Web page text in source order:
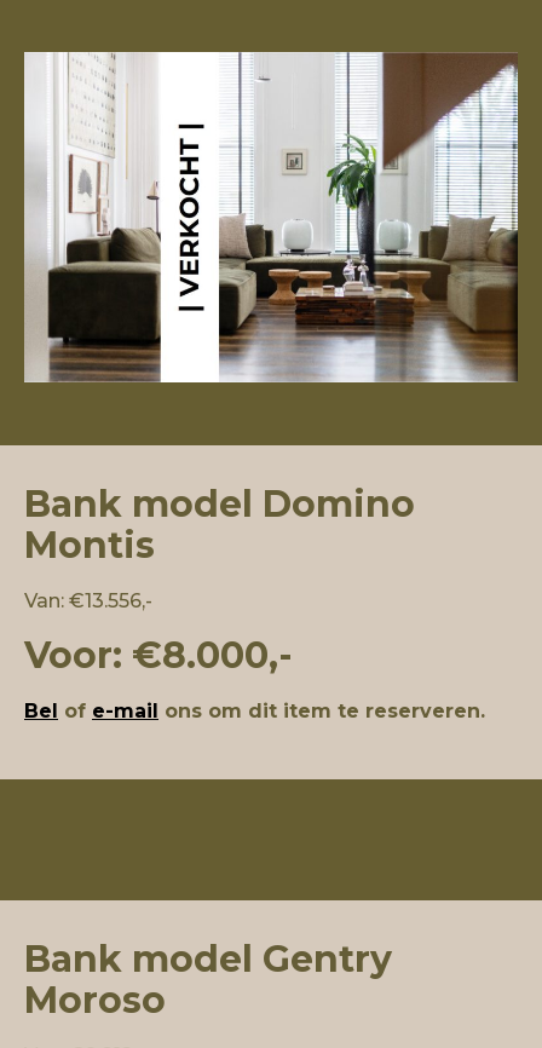
Bank model Domino
Montis
Van: €13.556,-
Voor: €8.000,-
Bel of e-mail ons om dit item te reserveren.
Bank model Gentry
Moroso